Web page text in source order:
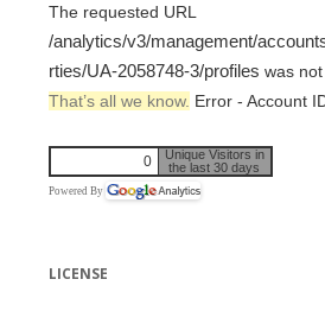
The requested URL
/analytics/v3/management/
rties/UA-2058748-3/profiles was
That’s all we know. Error - Account
0
Unique Visitors in
the last 30 days
Powered By
LICENSE